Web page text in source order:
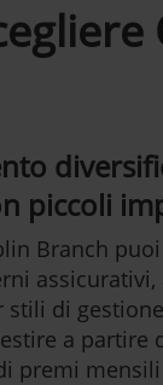
piccoli
Branch
assicurativi,
di
a partire
premi